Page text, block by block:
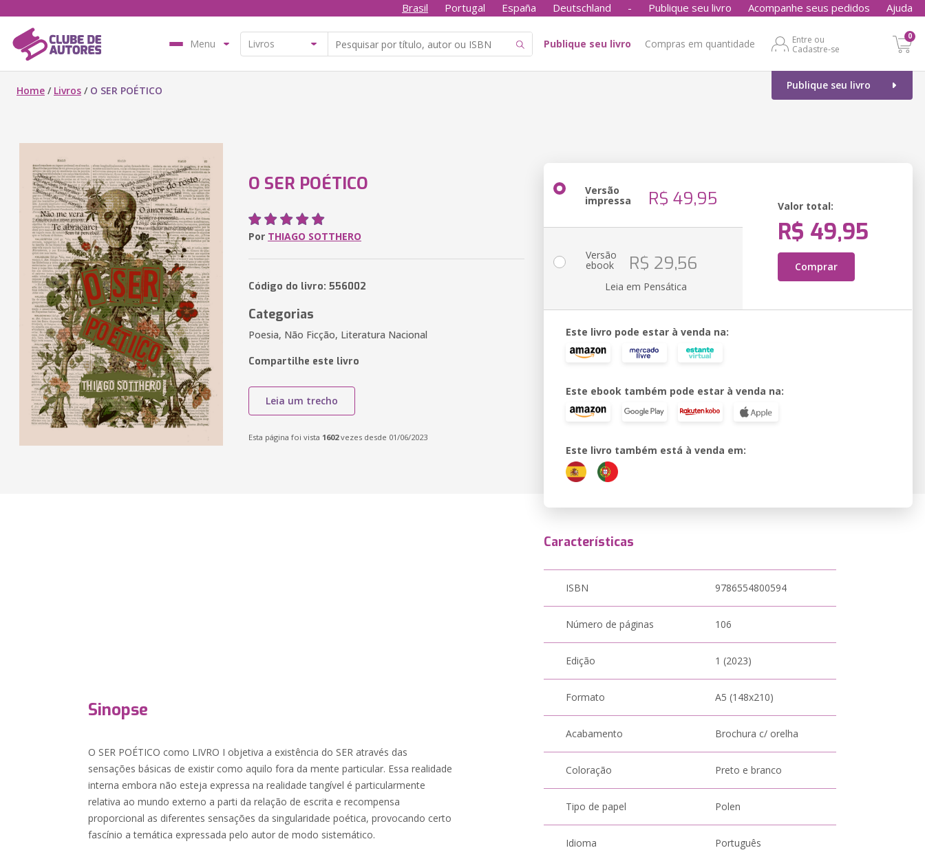
Brasil Portugal España Deutschland - Publique seu livro Acompanhe seus pedidos Ajuda
Menu Publique seu livro Compras em quantidade
Entre ou
Cadastre-se
0
Publique seu livro
Home / Livros / O SER POÉTICO
O SER POÉTICO
Por THIAGO SOTTHERO
Código do livro: 556002
Categorias
Poesia, Não Ficção, Literatura Nacional
Compartilhe este livro
Leia um trecho
Esta página foi vista 1602vezes desde 01/06/2023
Versão
impressa R$ 49,95 Valor total:
R$ 49,95
Comprar
Versão
ebook R$ 29,56
Leia em Pensática
Este livro pode estar à venda na:
Este ebook também pode estar à venda na:
Este livro também está à venda em:
Sinopse
O SER POÉTICO como LIVRO I objetiva a existência do SER através das
sensações básicas de existir como aquilo fora da mente particular. Essa realidade
interna embora não esteja expressa na realidade tangível é particularmente
relativa ao mundo externo a parti da relação de escrita e recompensa
proporcional as diferentes sensações da singularidade poética, provocando certo
fascínio a temática expressada pelo autor de modo sistemático.
Características
ISBN 9786554800594
Número de páginas 106
Edição 1 (2023)
Formato A5 (148x210)
Acabamento Brochura c/ orelha
Coloração Preto e branco
Tipo de papel Polen
Idioma Português